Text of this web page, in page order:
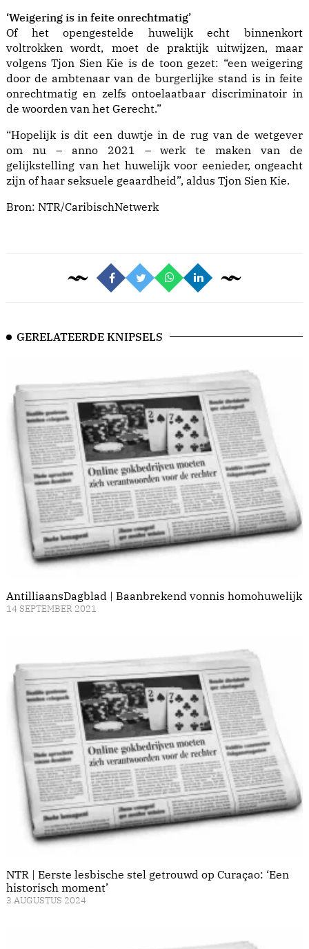
‘Weigering is in feite onrechtmatig’
Of het opengestelde huwelijk echt binnenkort
voltrokken wordt, moet de praktijk uitwijzen, maar
volgens Tjon Sien Kie is de toon gezet: “een weigering
door de ambtenaar van de burgerlijke stand is in feite
onrechtmatig en zelfs ontoelaatbaar discriminatoir in
de woorden van het Gerecht.”
“Hopelijk is dit een duwtje in de rug van de wetgever
om nu – anno 2021 – werk te maken van de
gelijkstelling van het huwelijk voor eenieder, ongeacht
zijn of haar seksuele geaardheid”, aldus Tjon Sien Kie.
Bron: NTR/CaribischNetwerk
GERELATEERDE KNIPSELS
AntilliaansDagblad | Baanbrekend vonnis homohuwelijk
14 SEPTEMBER 2021
NTR | Eerste lesbische stel getrouwd op Curaçao: ‘Een
historisch moment’
3 AUGUSTUS 2024